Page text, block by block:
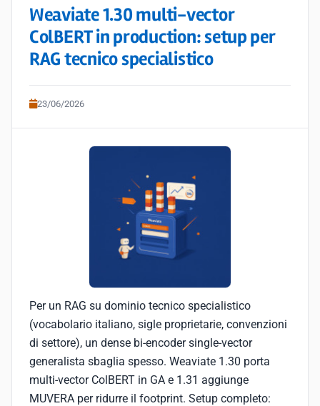
Weaviate 1.30 multi-vector
ColBERT in production: setup per
RAG tecnico specialistico
23/06/2026
Per un RAG su dominio tecnico specialistico
(vocabolario italiano, sigle proprietarie, convenzioni
di settore), un dense bi-encoder single-vector
generalista sbaglia spesso. Weaviate 1.30 porta
multi-vector ColBERT in GA e 1.31 aggiunge
MUVERA per ridurre il footprint. Setup completo: